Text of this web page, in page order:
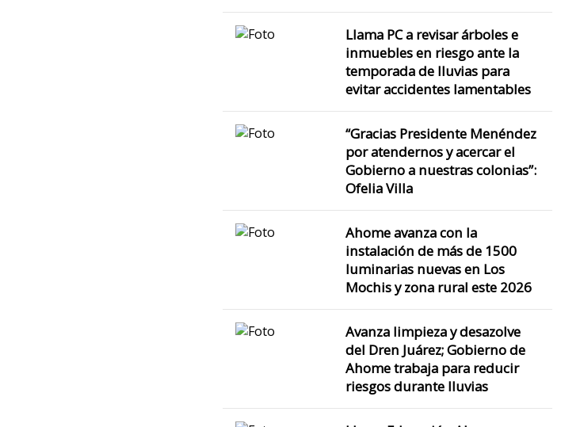
Llama PC a revisar árboles e
inmuebles en riesgo ante la
temporada de lluvias para
evitar accidentes lamentables
“Gracias Presidente Menéndez
por atendernos y acercar el
Gobierno a nuestras colonias”:
Ofelia Villa
Ahome avanza con la
instalación de más de 1500
luminarias nuevas en Los
Mochis y zona rural este 2026
Avanza limpieza y desazolve
del Dren Juárez; Gobierno de
Ahome trabaja para reducir
riesgos durante lluvias